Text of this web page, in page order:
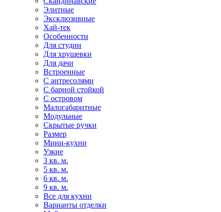
Элитные
Эксклюзивные
Хай-тек
Особенности
Для студии
Для хрущевки
Для дачи
Встроенные
С антресолями
С барной стойкой
С островом
Малогабаритные
Модульные
Скрытые ручки
Размер
Мини-кухни
Узкие
3 кв. м.
5 кв. м.
6 кв. м.
9 кв. м.
Все для кухни
Варианты отделки